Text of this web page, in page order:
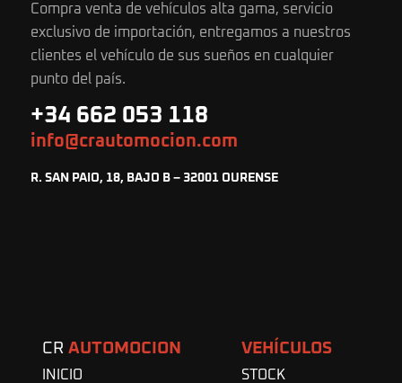
Compra venta de vehículos alta gama, servicio
exclusivo de importación, entregamos a nuestros
clientes el vehículo de sus sueños en cualquier
punto del país.
+34 662 053 118
info@crautomocion.com
R. SAN PAIO, 18, BAJO B – 32001 OURENSE
CR AUTOMOCION
INICIO
VEHÍCULOS
STOCK